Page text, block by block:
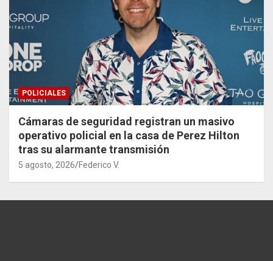
POLICIALES
Cámaras de seguridad registran un masivo
operativo policial en la casa de Perez Hilton
tras su alarmante transmisión
5 agosto, 2026 Federico V.